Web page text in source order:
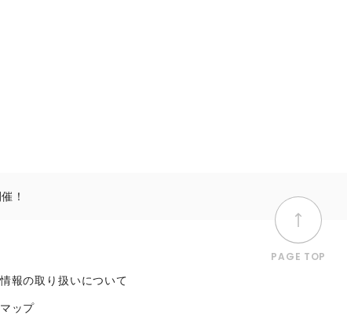
！
PAGE TOP
報の取り扱いについて
ップ